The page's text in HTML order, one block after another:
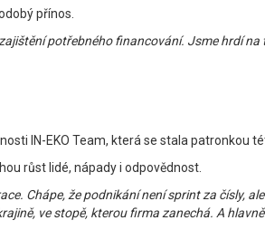
přínos.
potřebného financování. Jsme hrdí
IN-EKO Team, která se stala
růst lidé, nápady i odpovědnost.
Chápe, že podnikání není sprint za čísly,
ve stopě, kterou firma zanechá. A